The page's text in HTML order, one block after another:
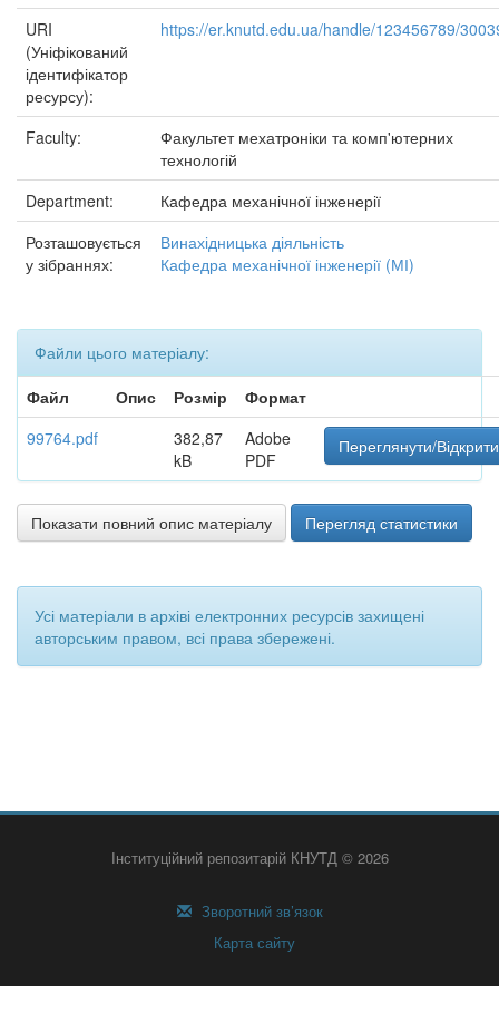
URI
(Уніфікований
ідентифікатор
ресурсу):
https://er.knutd.edu.ua/handle/123456789/
Faculty:
Факультет мехатроніки та комп'ютерних
технологій
Department:
Кафедра механічної інженерії
Розташовується
у зібраннях:
Винахідницька діяльність
Кафедра механічної інженерії (МІ)
Файли цього матеріалу:
Файл
Опис Розмір
Формат
99764.pdf
382,87
kB
Adobe
PDF
Переглянути/Відкрити
Показати повний опис матеріалу Перегляд статистики
Усі матеріали в архіві електронних ресурсів захищені
авторським правом, всі права збережені.
Інституційний репозитарій КНУТД © 2026
Зворотний зв’язок
Карта сайту